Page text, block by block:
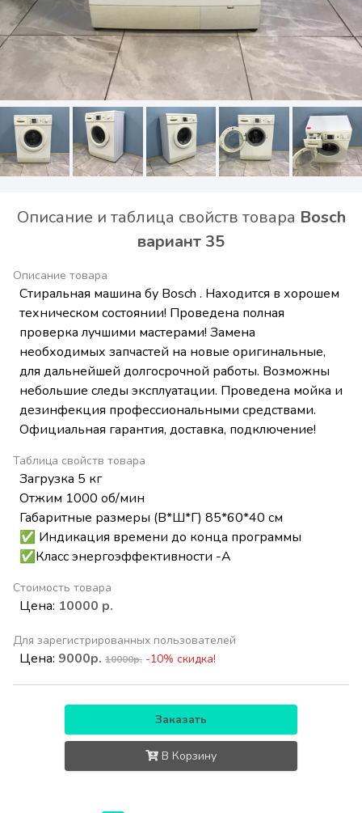
Описание и таблица свойств товара Bosch
вариант 35
Описание товара
Стиральная машина бу Bosch . Находится в хорошем
техническом состоянии! Проведена полная
проверка лучшими мастерами! Замена
необходимых запчастей на новые оригинальные,
для дальнейшей долгосрочной работы. Возможны
небольшие следы эксплуатации. Проведена мойка и
дезинфекция профессиональными средствами.
Официальная гарантия, доставка, подключение!
Таблица свойств товара
Загрузка 5 кг
Отжим 1000 об/мин
Габаритные размеры (В*Ш*Г) 85*60*40 см
✅ Индикация времени до конца программы
✅Класс энергоэффективности -А
Стоимость товара
Цена: 10000 р.
Для зарегистрированных пользователей
Цена: 9000р. 10000р. -10% скидка!
Заказать
В Корзину